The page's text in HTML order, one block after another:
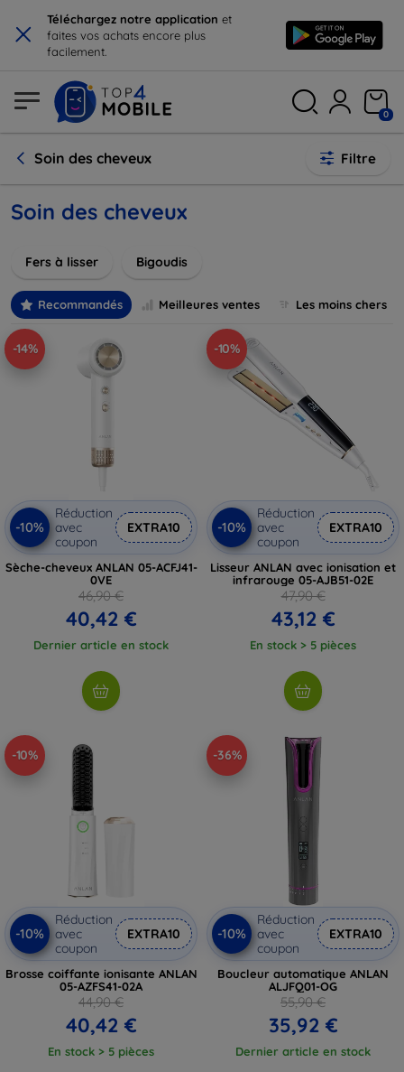
× Téléchargez notre application et
faites vos achats encore plus
facilement.
0
Soin des cheveux Filtre
Soin des cheveux
Fers à lisser Bigoudis
Recommandés Meilleures ventes Les moins chers
-14%
-10%
Réduction
avec
coupon
EXTRA10
Sèche-cheveux ANLAN 05-ACFJ41-
0VE
46,90 €
40,42 €
Dernier article en stock
-10%
-10%
Réduction
avec
coupon
EXTRA10
Lisseur ANLAN avec ionisation et
infrarouge 05-AJB51-02E
47,90 €
43,12 €
En stock > 5 pièces
-10%
-10%
Réduction
avec
coupon
EXTRA10
Brosse coiffante ionisante ANLAN
05-AZFS41-02A
44,90 €
40,42 €
En stock > 5 pièces
-36%
-10%
Réduction
avec
coupon
EXTRA10
Boucleur automatique ANLAN
ALJFQ01-OG
55,90 €
35,92 €
Dernier article en stock